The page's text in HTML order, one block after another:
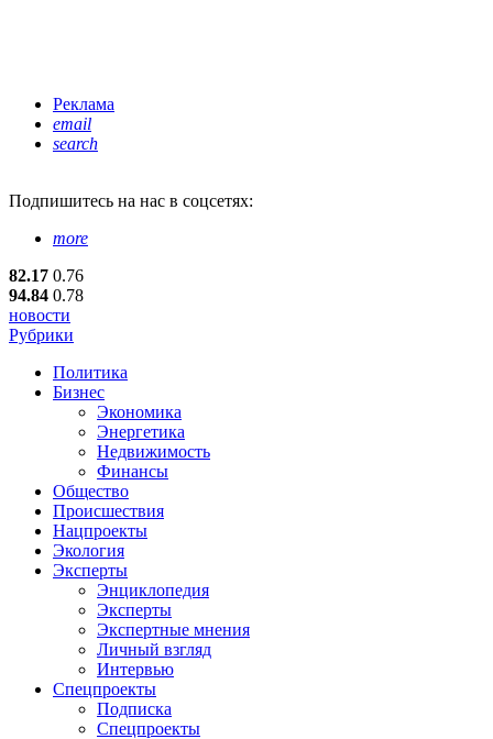
Реклама
email
search
Подпишитесь на нас в соцсетях:
more
82.17 0.76
94.84 0.78
новости
Рубрики
Политика
Бизнес
Экономика
Энергетика
Недвижимость
Финансы
Общество
Происшествия
Нацпроекты
Экология
Эксперты
Энциклопедия
Эксперты
Экспертные мнения
Личный взгляд
Интервью
Спецпроекты
Подписка
Спецпроекты